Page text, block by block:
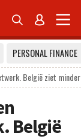
 
PERSONAL FINANCE
België ziet
België